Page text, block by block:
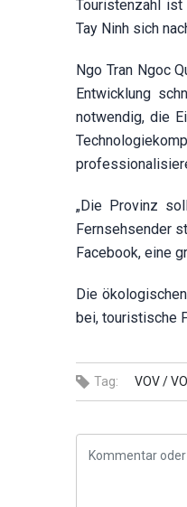
Touristenzahl
Tay Ninh sich
Ngo Tran Ngoc
Entwicklung
notwendig, die
„Die Provinz
Fernsehsender
Facebook, eine
Die
bei, touristische
Tag: VOV /